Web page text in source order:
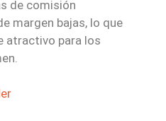
de comisión
margen bajas, lo que
atractivo para los